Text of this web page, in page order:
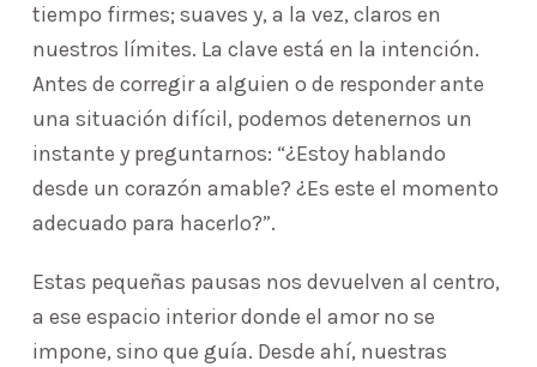
tiempo firmes; suaves y, a la vez, claros en
nuestros límites. La clave está en la intención.
Antes de corregir a alguien o de responder ante
una situación difícil, podemos detenernos un
instante y preguntarnos: “¿Estoy hablando
desde un corazón amable? ¿Es este el momento
adecuado para hacerlo?”.
Estas pequeñas pausas nos devuelven al centro,
a ese espacio interior donde el amor no se
impone, sino que guía. Desde ahí, nuestras